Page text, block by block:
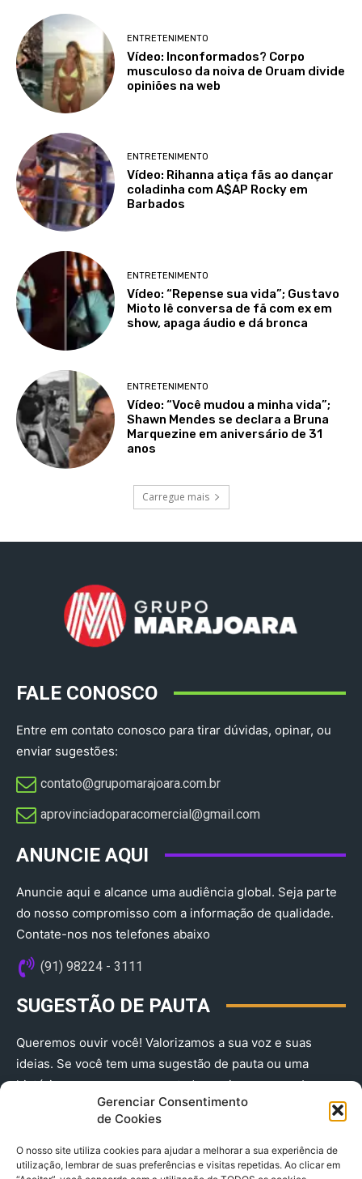
Gerenciar Consentimento
de Cookies
O nosso site utiliza cookies para ajudar a melhorar a sua experiência de
utilização, lembrar de suas preferências e visitas repetidas. Ao clicar em
ENTRETENIMENTO
Vídeo: Inconformados? Corpo
musculoso da noiva de Oruam divide
opiniões na web
ENTRETENIMENTO
Vídeo: Rihanna atiça fãs ao dançar
coladinha com A$AP Rocky em
Barbados
ENTRETENIMENTO
Vídeo: “Repense sua vida”; Gustavo
Mioto lê conversa de fã com ex em
show, apaga áudio e dá bronca
ENTRETENIMENTO
Vídeo: “Você mudou a minha vida”;
Shawn Mendes se declara a Bruna
Marquezine em aniversário de 31
anos
Carregue mais
FALE CONOSCO
Entre em contato conosco para tirar dúvidas, opinar, ou
enviar sugestões:
contato@grupomarajoara.com.br
aprovinciadoparacomercial@gmail.com​
ANUNCIE AQUI
Anuncie aqui e alcance uma audiência global. Seja parte
do nosso compromisso com a informação de qualidade.
Contate-nos nos telefones abaixo
(91) 98224 - 3111
SUGESTÃO DE PAUTA
Queremos ouvir você! Valorizamos a sua voz e suas
ideias. Se você tem uma sugestão de pauta ou uma
história que merece ser contada, envie-nos agora!
(91) 98224 - 3111